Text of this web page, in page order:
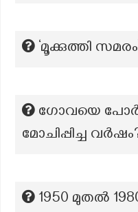
‘മൂക്കുത്തി
ഗോവയെ
മോചിപ്പിച്ച
1950 മുതൽ